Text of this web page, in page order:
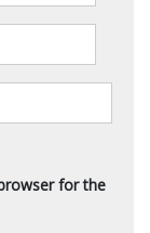
for the